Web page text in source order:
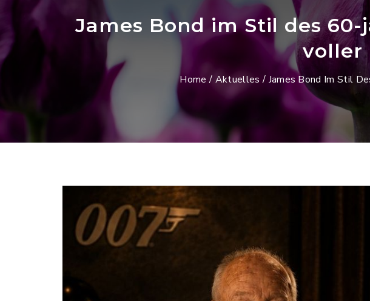
James Bond im Stil des
voller
Home / Aktuelles / James Bond Im Stil